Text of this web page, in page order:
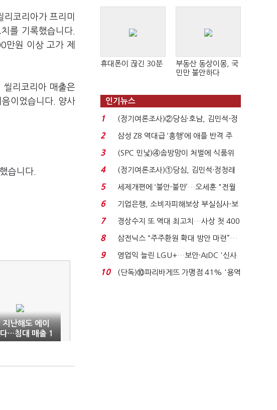
코리아가 프리미
를 기록했습니다.
원 이상 고가 제
리코리아 매출은
이었습니다. 양사
습니다.
지난해도 에이
…침대 매출 1
휴대폰이 끊긴 30분
부동산 동상이몽, 국
민만 불안하다
인기뉴스
1
(정기여론조사)②당심·호남, 김민석-정
청래 '초접전'...
2
삼성 Z8 역대급 ‘흥행’에 애플 반격 주
목…9월 ‘폴...
3
(SPC 민낯)④솜방망이 처벌에 식품위
생법 위반 반복...
4
(정기여론조사)①당심, 김민석·정청래
'초접전'…대통령 ...
5
세제개편에 ‘불안·불만’…오세훈 "전월
세 구하기 더 ...
6
기업은행, 소비자피해보상 부실심사·보
이스피싱 공시 ...
7
경상수지 또 역대 최고치…사상 첫 400
억달러에 '3% 성...
8
삼전닉스 “주주환원 확대 방안 마련”…
로이터에 성명...
9
영업익 늘린 LGU+…보안·AIDC '신사
업 드라이브'...
10
(단독)⑩파리바게뜨 가맹점 41% '용역